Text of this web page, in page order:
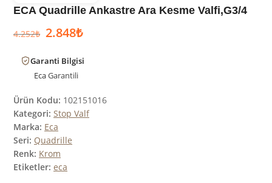
ECA Quadrille Ankastre Ara Kesme Valfi,G3/4
4.252₺ 2.848₺
Garanti Bilgisi
EcaGarantili
Ürün Kodu: 102151016
Kategori: Stop Valf
Marka: Eca
Seri: Quadrille
Renk: Krom
Etiketler: eca